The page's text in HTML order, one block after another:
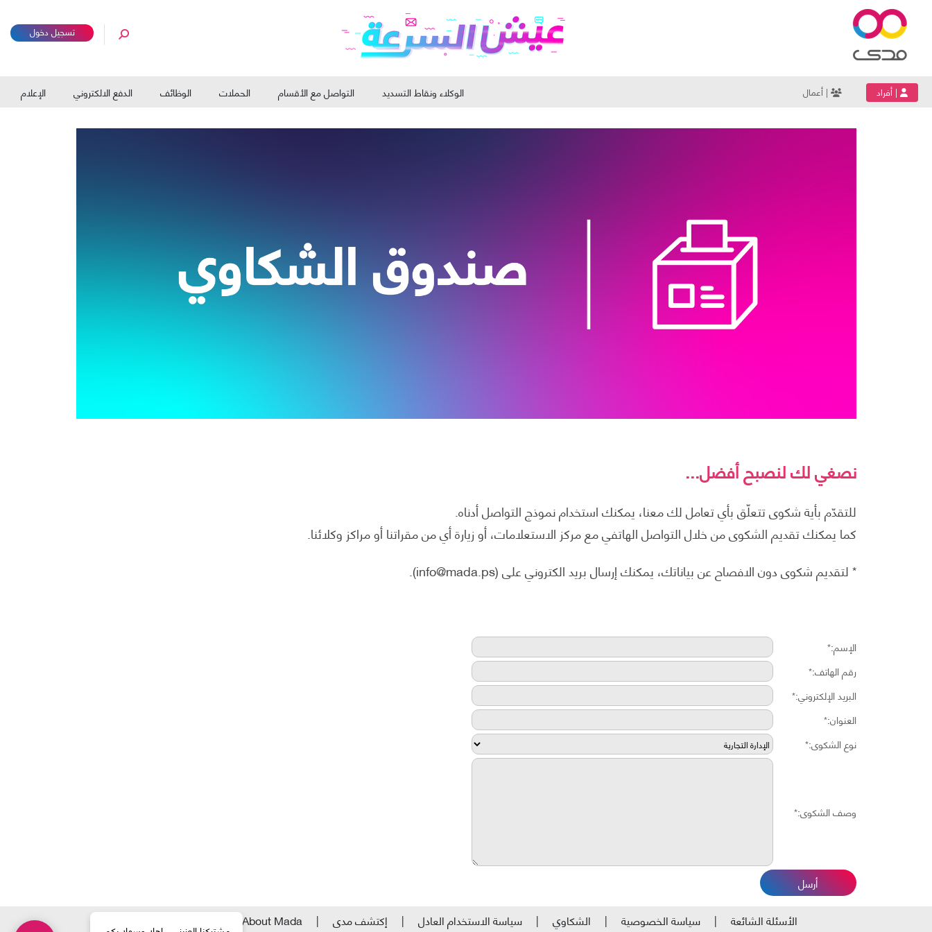
تسجيل دخول
| أفراد | أعمال الوكلاء ونقاط التسديد التواصل مع الأقسام الحملات الوظائف الدفع الالكتروني الإعلام
نصغي لك لنصبح أفضل...
للتقدّم بأية شكوى تتعلّق بأي تعامل لك معنا، يمكنك استخدام نموذج التواصل أدناه.
كما يمكنك تقديم الشكوى من خلال التواصل الهاتفي مع مركز الاستعلامات، أو زيارة أي من مقراتنا أو مراكز وكلائنا.
* لتقديم شكوى دون الافصاح عن بياناتك، يمكنك إرسال بريد الكتروني على (info@mada.ps).
الإسم:*
رقم الهاتف:*
البريد الإلكتروني:*
العنوان:*
نوع الشكوى:*
وصف الشكوى:*
أرسل
الأسئلة الشائعة سياسة الخصوصية الشكاوي سياسة الاستخدام العادل إكتشف مدى About Mada